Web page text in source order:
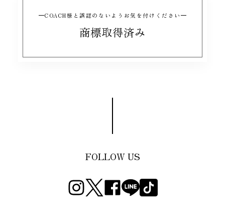
COACH様と誤認のないようお気を付けください
商標取得済み
FOLLOW US